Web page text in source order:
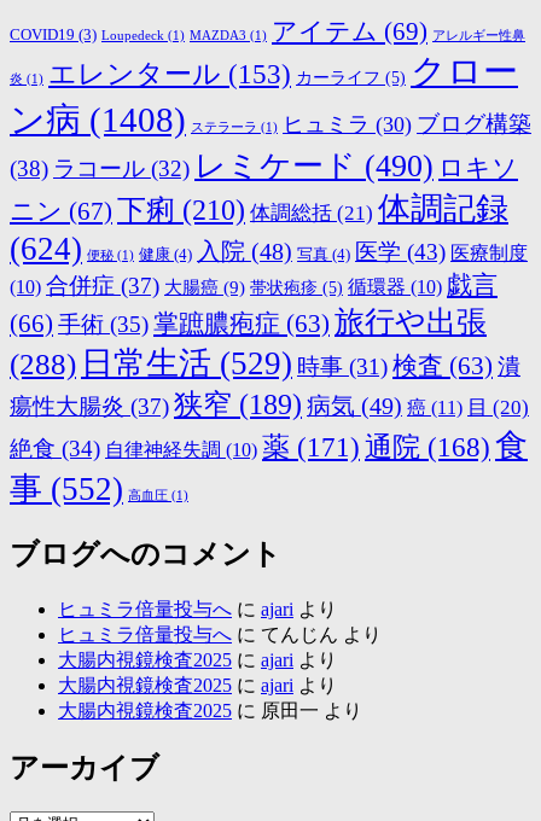
COVID19 (3) Loupedeck (1) MAZDA3 (1) アイテム (69) アレルギー性鼻
炎 (1) エレンタール (153) カーライフ (5) クロー
ン病 (1408) ステラーラ (1) ヒュミラ (30) ブログ構築
(38) ラコール (32) レミケード (490) ロキソ
ニン (67) 下痢 (210) 体調総括 (21) 体調記録
(624) 便秘 (1) 健康 (4) 入院 (48) 写真 (4) 医学 (43) 医療制度
(10) 合併症 (37) 大腸癌 (9) 帯状疱疹 (5) 循環器 (10) 戯言
(66) 手術 (35)掌蹠膿疱症 (63) 旅行や出張
(288) 日常生活 (529) 時事 (31)検査 (63) 潰
瘍性大腸炎 (37)狭窄 (189) 病気 (49) 癌 (11) 目 (20)
絶食 (34) 自律神経失調 (10) 薬 (171)通院 (168)食
事 (552) 高血圧 (1)
ブログへのコメント
ヒュミラ倍量投与へ に ajari より
ヒュミラ倍量投与へ に てんじん より
大腸内視鏡検査2025 に ajari より
大腸内視鏡検査2025 に ajari より
大腸内視鏡検査2025 に 原田一 より
アーカイブ